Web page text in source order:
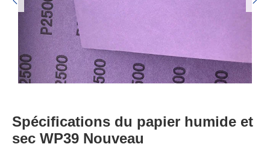
Spécifications du papier humide et
sec WP39 Nouveau